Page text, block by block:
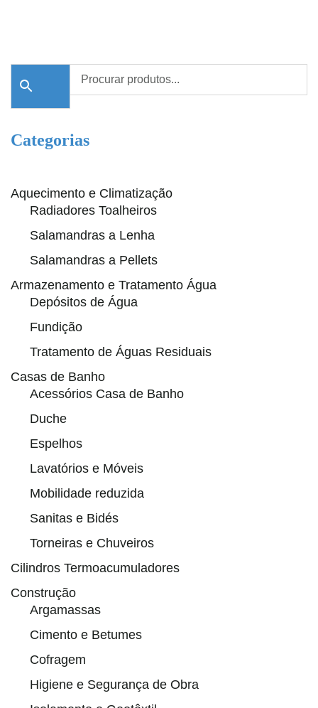
Categorias
Aquecimento e Climatização
Radiadores Toalheiros
Salamandras a Lenha
Salamandras a Pellets
Armazenamento e Tratamento Água
Depósitos de Água
Fundição
Tratamento de Águas Residuais
Casas de Banho
Acessórios Casa de Banho
Duche
Espelhos
Lavatórios e Móveis
Mobilidade reduzida
Sanitas e Bidés
Torneiras e Chuveiros
Cilindros Termoacumuladores
Construção
Argamassas
Cimento e Betumes
Cofragem
Higiene e Segurança de Obra